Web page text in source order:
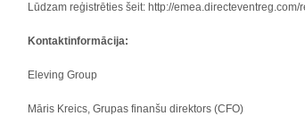
Lūdzam reģistrēties šeit: http://
Kontaktinformācija:
Eleving Group
Māris Kreics, Grupas finanšu direktors (CFO)